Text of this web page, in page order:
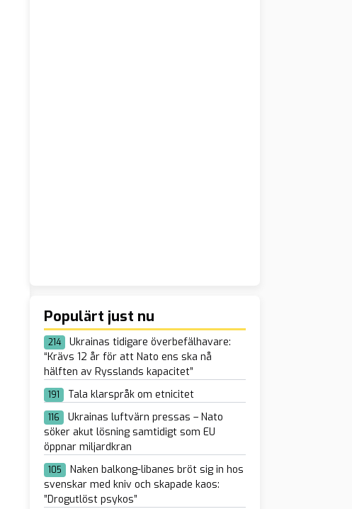
Populärt just nu
214
Ukrainas tidigare överbefälhavare:
“Krävs 12 år för att Nato ens ska nå
hälften av Rysslands kapacitet”
191 Tala klarspråk om etnicitet
116
Ukrainas luftvärn pressas – Nato
söker akut lösning samtidigt som EU
öppnar miljardkran
105
Naken balkong-libanes bröt sig in hos
svenskar med kniv och skapade kaos:
”Drogutlöst psykos”